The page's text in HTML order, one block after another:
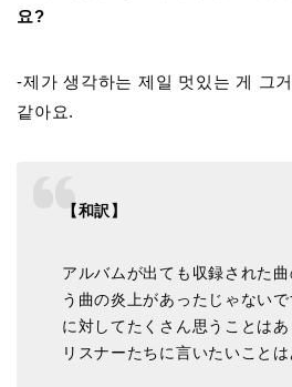
요?
-제가 생각하는 제일 멋있는 게 그
같아요.
【和訳】
アルバムが出ても収録された
う曲の炎上があったじゃない
に対してたくさん思うことはあ
リスナーたちに言いたいこと